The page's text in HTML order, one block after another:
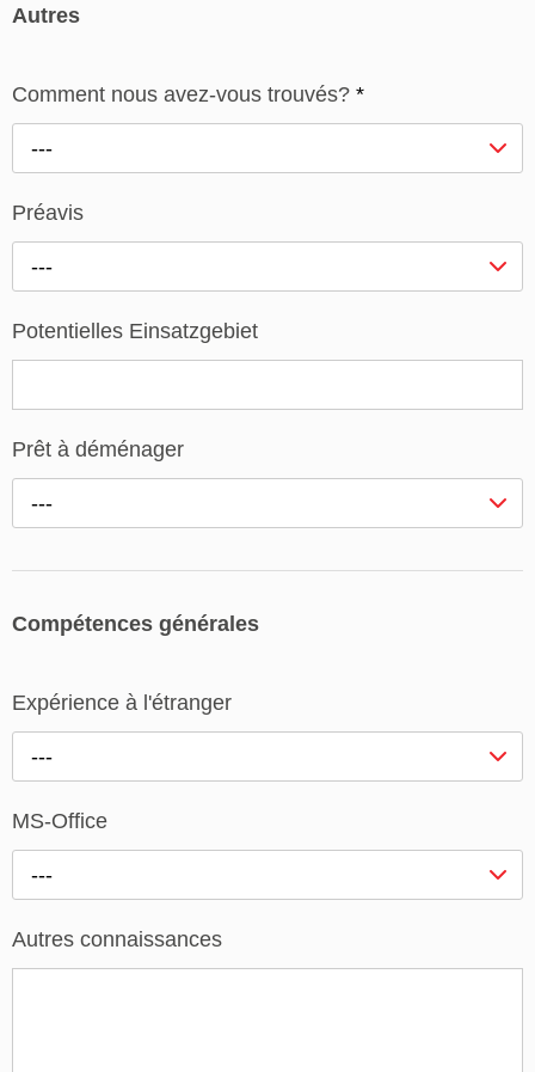
Autres
Comment nous avez-vous trouvés? *
---
Préavis
---
Potentielles Einsatzgebiet
Prêt à déménager
---
Compétences générales
Expérience à l'étranger
---
MS-Office
---
Autres connaissances